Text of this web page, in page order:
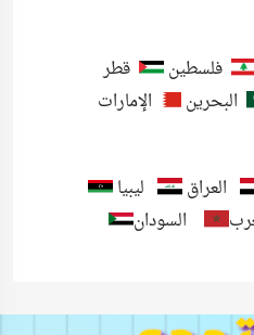
فلسطين
قطر
البحرين الإمارات
العراق
ليبيا
السودان